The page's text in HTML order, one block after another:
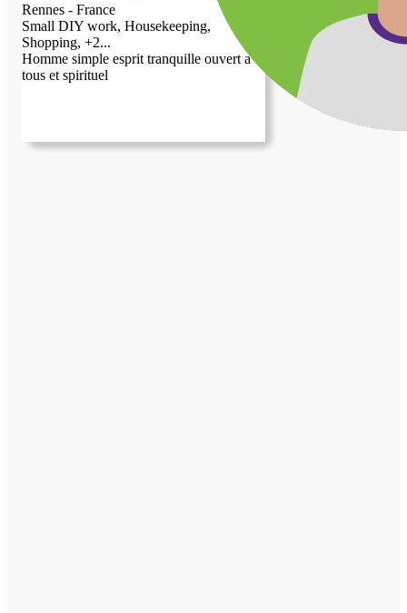
Rennes - France
Small DIY work, Housekeeping,
Shopping, +2...
Homme simple esprit tranquille ouvert a
tous et spirituel